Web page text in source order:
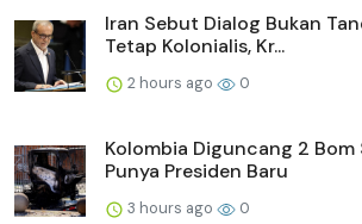
Iran Sebut Dialog Bukan
Tetap Kolonialis, Kr...
2 hours ago 0
Kolombia Diguncang 2 Bom
Punya Presiden Baru
3 hours ago 0